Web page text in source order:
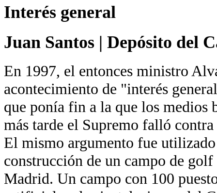
Interés general
Juan Santos | Depósito del
En 1997, el entonces ministro
acontecimiento de "interés
que ponía fin a la que los
más tarde el Supremo falló contra
El mismo argumento fue
construcción de un campo de
Madrid. Un campo con 100